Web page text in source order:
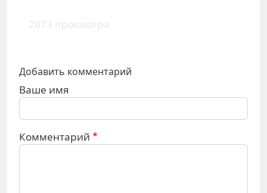
2073 просмотра
Добавить комментарий
Ваше имя
Комментарий